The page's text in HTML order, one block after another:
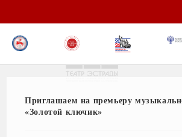
Приглашаем на премьеру
«Золотой ключик»